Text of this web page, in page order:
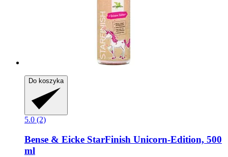
Do koszyka
5.0 (2)
Bense & Eicke StarFinish Unicorn-​Edition, 500
ml